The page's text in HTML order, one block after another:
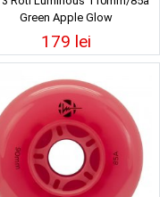
Green Apple Glow
179 lei